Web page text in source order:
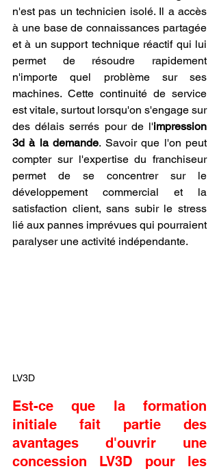
n'est pas un technicien isolé. Il a accès
à une base de connaissances partagée
et à un support technique réactif qui lui
permet de résoudre rapidement
n'importe quel problème sur ses
machines. Cette continuité de service
est vitale, surtout lorsqu'on s'engage sur
des délais serrés pour de l'impression
3d à la demande. Savoir que l'on peut
compter sur l'expertise du franchiseur
permet de se concentrer sur le
développement commercial et la
satisfaction client, sans subir le stress
lié aux pannes imprévues qui pourraient
paralyser une activité indépendante.
LV3D
Est-ce que la formation
initiale fait partie des
avantages d'ouvrir une
concession LV3D pour les